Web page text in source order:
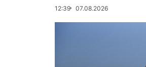
12:39 07.08.2026